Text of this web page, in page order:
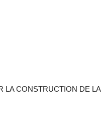
LA CONSTRUCTION DE LA